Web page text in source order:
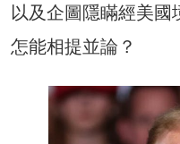
以及企圖隱瞞經美
怎能相提並論？